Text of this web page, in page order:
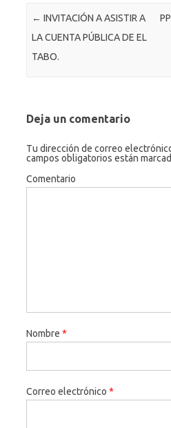
o
k
g
er
c
Navegación de entradas
← INVITACIÓN A ASISTIR A
LA CUENTA PÚBLICA DE EL
TABO.
Deja un comentario
Tu dirección de correo
campos obligatorios están
Comentario
Nombre *
Correo electrónico *